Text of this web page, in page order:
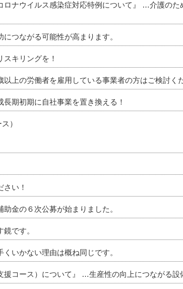
ナウイルス感染症対応特例について』 …介護の
つながる可能性が高まります。
キリングを！
上の労働者を雇用している事業者の方はご検討く
期初期に自社事業を置き換える！
）
い！
金の６次公募が始まりました。
です。
いかない理由は概ね同じです。
コース）について』 …生産性の向上につながる設